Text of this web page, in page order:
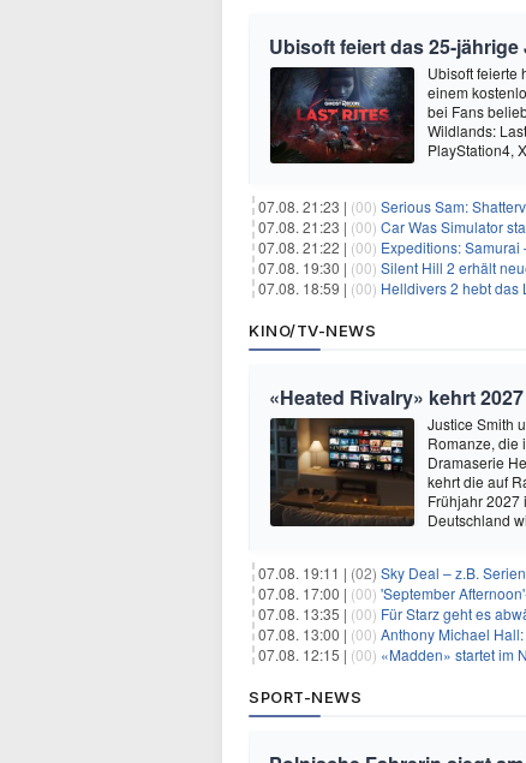
Ubisoft feiert das 25-
Ubisoft feierte
einem
bei Fans
Wildlands:
PlayStation4,
07.08. 21:23 | (00) Serious Sam:
07.08. 21:23 | (00) Car Was Simulator
07.08. 21:22 | (00) Expeditions: Samurai
07.08. 19:30 | (00) Silent Hill 2 erhält
07.08. 18:59 | (00) Helldivers 2 hebt das
KINO/TV-NEWS
«Heated Rivalry» kehrt
Justice Smith
Romanze, die
Dramaserie
kehrt die auf
Frühjahr 2027
Deutschland
07.08. 19:11 | (02) Sky Deal – z.B.
07.08. 17:00 | (00) 'September
07.08. 13:35 | (00) Für Starz geht es
07.08. 13:00 | (00) Anthony Michael
07.08. 12:15 | (00) «Madden» startet im
SPORT-NEWS